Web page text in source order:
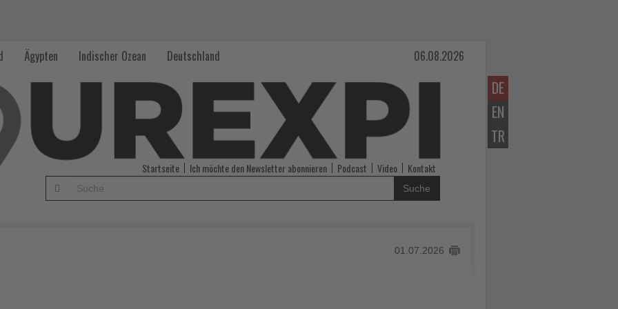
DE
EN
TR
Ägypten Indischer Ozean Deutschland 06.08.2026
Startseite Ich möchte den Newsletter abonnieren Podcast Video Kontakt
Suche
01.07.2026